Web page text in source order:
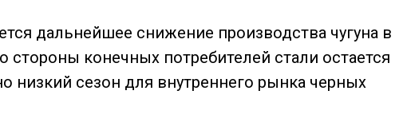
дальнейшее снижение производства чугуна в
стороны конечных потребителей стали остается
низкий сезон для внутреннего рынка черных